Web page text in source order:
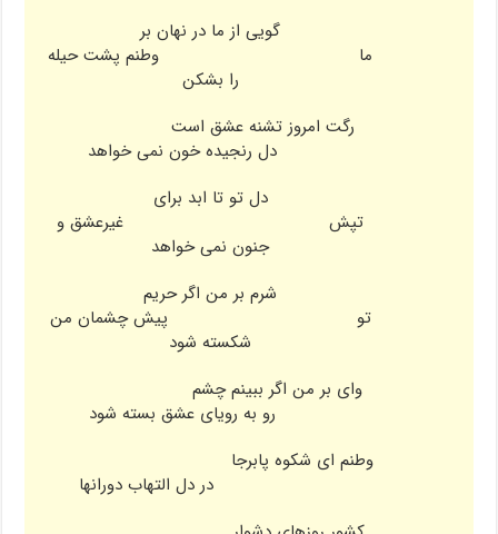
گویی از ما در نهان بر
ما وطنم پشت حیله
را بشکن
رگت امروز تشنه عشق است
دل رنجیده خون نمی خواهد
دل تو تا ابد برای
تپش غیرعشق و
جنون نمی خواهد
شرم بر من اگر حریم
تو پیش چشمان من
شکسته شود
وای بر من اگر ببینم چشم
رو به رویای عشق بسته شود
وطنم ای شکوه پابرجا
در دل التهاب دورانها